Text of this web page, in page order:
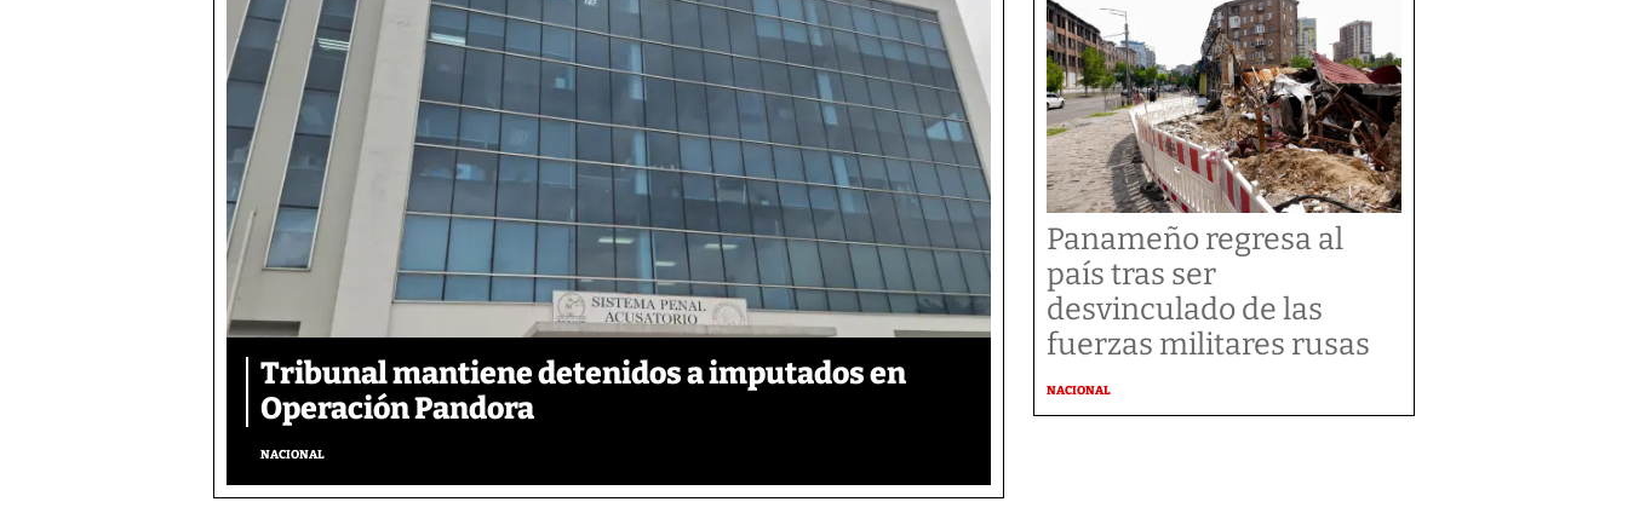
Tribunal mantiene detenidos a imputados en
Operación Pandora
NACIONAL
Panameño regresa al
país tras ser
desvinculado de las
fuerzas militares rusas
NACIONAL